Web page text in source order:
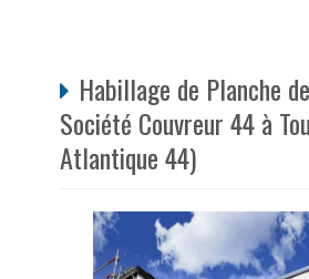
Habillage de Planche
Société Couvreur 44 à
Atlantique 44)